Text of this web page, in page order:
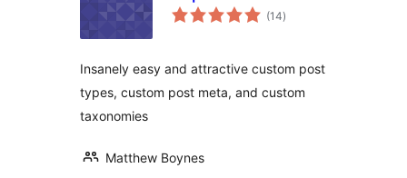
(14個
の)
Insanely easy and attractive custom post
types, custom post meta, and custom
taxonomies
Matthew Boynes